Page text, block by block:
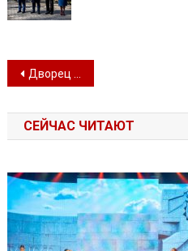
Навигация по
Дворец культуры рыбаков приглашает на «Масленицу по-флотски!»
СЕЙЧАС ЧИТАЮТ